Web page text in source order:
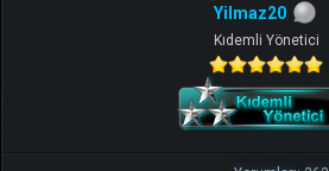
Yilmaz20
Kıdemli Yönetici